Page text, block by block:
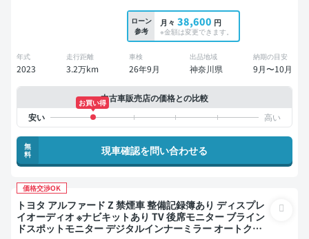
ローン
参考
月々 38,600 円
※金額は変更できます。
年式
2023
走行距離
3.2万km
車検
26年9月
出品地域
神奈川県
納期の目安
9月〜10月
中古車販売店の価格との比較
お買い得
無
料
現車確認を問い合わせる
価格交渉OK
トヨタ アルファード Z 禁煙車 整備記録簿あり ディスプレ
イオーディオ ※ナビキットあり TV 後席モニター ブライン
ドスポットモニター デジタルインナーミラー オートクル